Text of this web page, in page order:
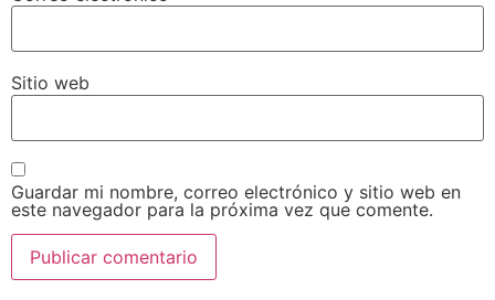
Sitio web
Guardar mi nombre, correo electrónico y sitio web en
este navegador para la próxima vez que comente.